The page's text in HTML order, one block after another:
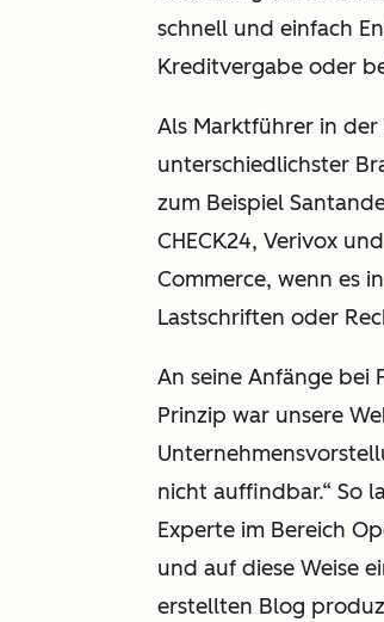
schnell und einfach
Kreditvergabe oder
Als Marktführer in der
unterschiedlichster
zum Beispiel
CHECK24, Verivox
Commerce, wenn es
Lastschriften oder
An seine Anfänge bei
Prinzip war unsere
nicht auffindbar.“ So
Experte im Bereich
und auf diese Weise
erstellten Blog